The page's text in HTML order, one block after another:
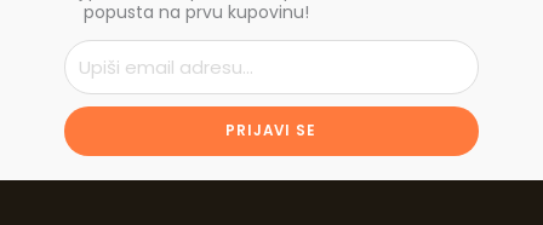
popusta na prvu kupovinu!
Email
PRIJAVI SE